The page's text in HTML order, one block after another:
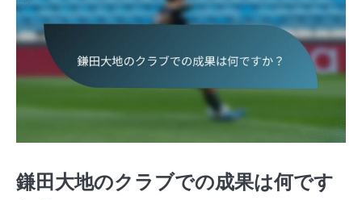
鎌田大地のクラブでの成果は何です